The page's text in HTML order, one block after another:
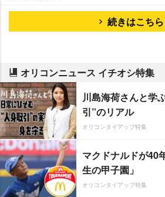
続きはこちら
オリコンニュース イチオシ特集
川島海荷さんと学
引”のリアル
オリコンタイアップ特集
マクドナルドが40
生の甲子園」
オリコンタイアップ特集